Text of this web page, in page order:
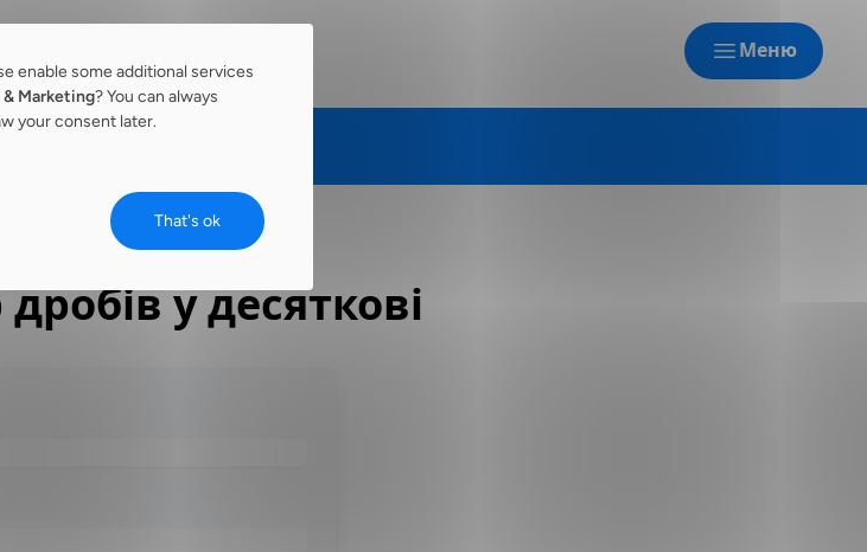
Меню
у десяткові
enable some additional services
& Marketing? You can always
your consent later.
That's ok